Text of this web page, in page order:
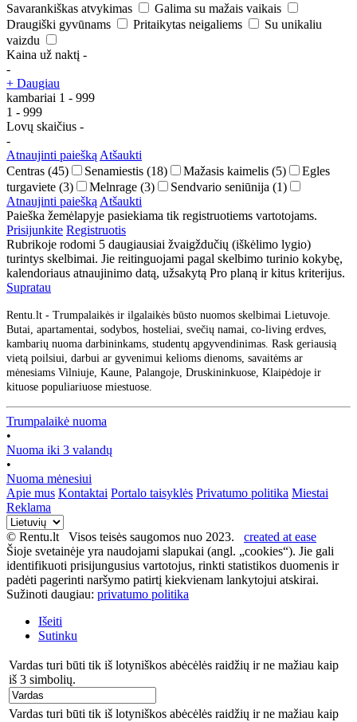
Savarankiškas atvykimas
Galima su mažais vaikais
Draugiški gyvūnams
Pritaikytas neigaliems
Su unikaliu
vaizdu
Kaina už naktį -
-
+ Daugiau
kambariai 1 - 999
1 - 999
Lovų skaičius -
-
Atnaujinti paiešką Atšaukti
Centras (45) Senamiestis (18) Mažasis kaimelis (5)
Egles
turgaviete (3) Melnrage (3) Sendvario seniūnija (1)
Atnaujinti paiešką Atšaukti
Paieška žemėlapyje pasiekiama tik registruotiems vartotojams.
Prisijunkite Registruotis
Rubrikoje rodomi 5 daugiausiai žvaigždučių (iškėlimo lygio)
turintys skelbimai. Jie reitinguojami pagal skelbimo turinio kokybę,
kalendoriaus atnaujinimo datą, užsakytą Pro planą ir kitus kriterijus.
Supratau
Rentu.lt - Trumpalaikės ir ilgalaikės būsto nuomos skelbimai Lietuvoje.
Butai, apartamentai, sodybos, hosteliai, svečių namai, co-living erdves,
kambarių nuoma darbininkams, studentų apgyvendinimas. Rask geriausią
vietą poilsiui, darbui ar gyvenimui kelioms dienoms, savaitėms ar
mėnesiams Vilniuje, Kaune, Palangoje, Druskininkuose, Klaipėdoje ir
kituose populiariuose miestuose.
Trumpalaikė nuoma
•
Nuoma iki 3 valandų
•
Nuoma mėnesiui
Apie mus Kontaktai Portalo taisyklės Privatumo politika Miestai
Reklama
© Rentu.lt Visos teisės saugomos nuo 2023. created at ease
Šioje svetainėje yra naudojami slapukai (angl. „cookies“). Jie gali
identifikuoti prisijungusius vartotojus, rinkti statistikos duomenis ir
padėti pagerinti naršymo patirtį kiekvienam lankytojui atskirai.
Sužinoti daugiau: privatumo politika
Išeiti
Sutinku
Vardas turi būti tik iš lotyniškos abėcėlės raidžių ir ne mažiau kaip
iš 3 simbolių.
Vardas turi būti tik iš lotyniškos abėcėlės raidžių ir ne mažiau kaip